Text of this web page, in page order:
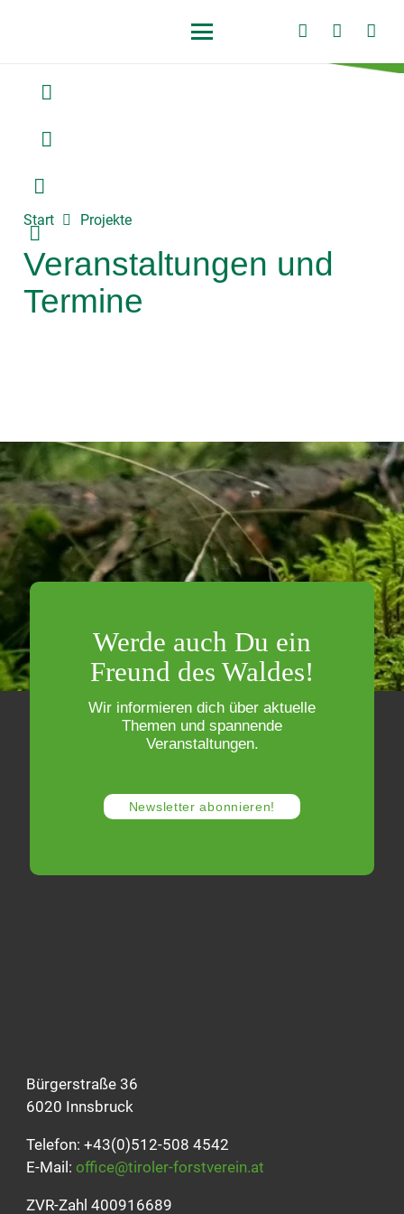
Start Projekte
Veranstaltungen und
Termine
Werde auch Du ein
Freund des Waldes!
Wir informieren dich über aktuelle
Themen und spannende
Veranstaltungen.
Newsletter abonnieren!
Bürgerstraße 36
6020 Innsbruck
Telefon: +43(0)512-508 4542
E-Mail:office@tiroler-forstverein.at
ZVR-Zahl 400916689